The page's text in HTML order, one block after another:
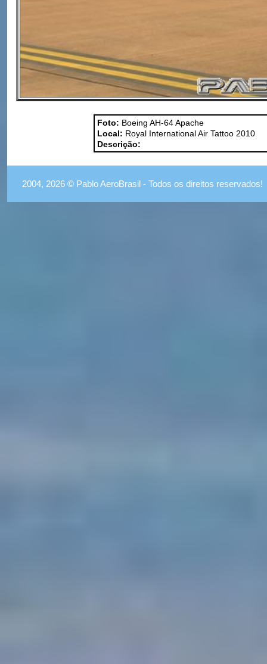
Foto: Boeing AH-64 Apache
Local: Royal International Air Tattoo 2010
Descrição:
2004, 2026 © Pablo AeroBrasil - Todos os direitos reservados!